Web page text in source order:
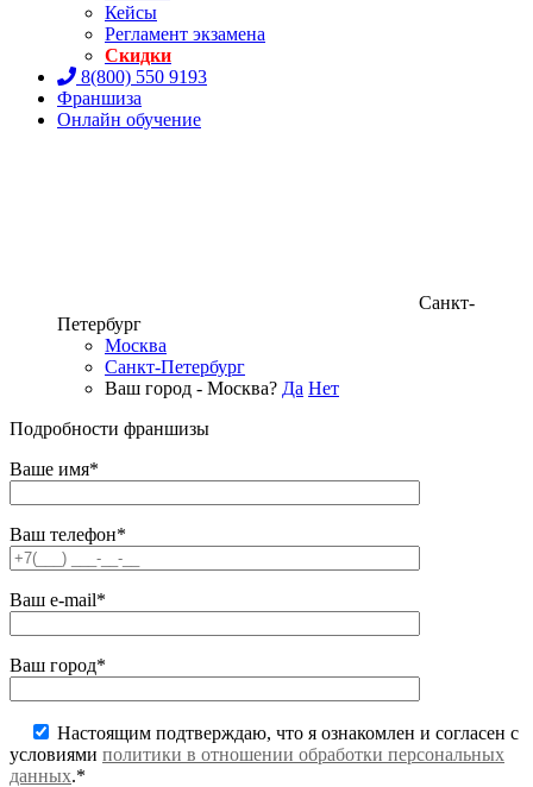
Кейсы
Регламент экзамена
Скидки
8(800) 550 9193
Франшиза
Онлайн обучение
Санкт-
Петербург
Москва
Санкт-Петербург
Ваш город - Москва? Да Нет
Подробности франшизы
Ваше имя*
Ваш телефон*
Ваш e-mail*
Ваш город*
Настоящим подтверждаю, что я ознакомлен и согласен с
условиями политики в отношении обработки персональных
данных.*